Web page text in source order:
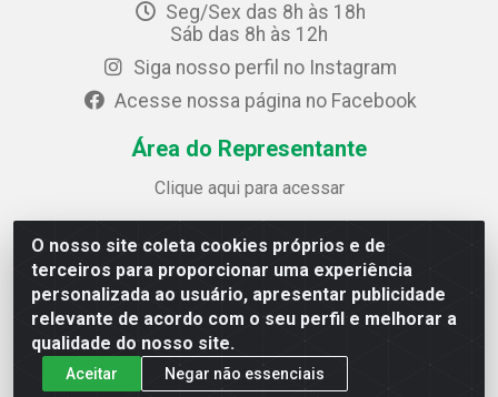
O nosso site coleta cookies próprios e de
terceiros para proporcionar uma experiência
personalizada ao usuário, apresentar publicidade
relevante de acordo com o seu perfil e melhorar a
qualidade do nosso site.
Aceitar Negar não essenciais
Seg/Sex das 8h às 18h
Sáb das 8h às 12h
Siga nosso perfil no Instagram
Acesse nossa página no Facebook
Área do Representante
Clique aqui para acessar
Credimóveis Novolar Ltda
Rua José Alves Bezerra, 430 - Prazeres - Jaboatão dos
Guararapes / PE - CEP 54.325-610
CNPJ: 09.930.165/0013-70